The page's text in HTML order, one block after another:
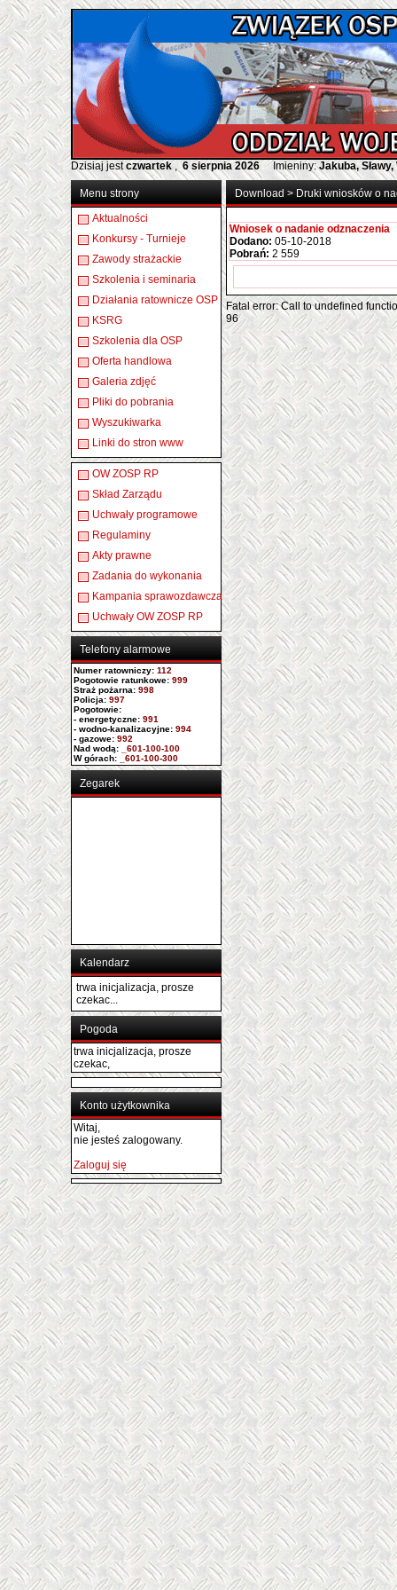
Dzisiaj jestczwartek,6 sierpnia 2026 Imieniny:Jakuba,
Menu strony
Aktualności
Konkursy - Turnieje
Zawody strażackie
Szkolenia i seminaria
Działania ratownicze OSP
KSRG
Szkolenia dla OSP
Oferta handlowa
Galeria zdjęć
Pliki do pobrania
Wyszukiwarka
Linki do stron www
OW ZOSP RP
Skład Zarządu
Uchwały programowe
Regulaminy
Akty prawne
Zadania do wykonania
Kampania sprawozdawcza
Uchwały OW ZOSP RP
Telefony alarmowe
Numer ratowniczy: 112
Pogotowie ratunkowe: 999
Straż pożarna: 998
Policja: 997
Pogotowie:
- energetyczne: 991
- wodno-kanalizacyjne: 994
- gazowe: 992
Nad wodą: _601-100-100
W górach: _601-100-300
Zegarek
Kalendarz
trwa inicjalizacja, prosze
czekac...
Pogoda
trwa inicjalizacja, prosze
czekac,
Konto użytkownika
Witaj,
nie jesteś zalogowany.
Zaloguj się
Download > Druki wniosków o
Wniosek o nadanie odznaczenia
Dodano: 05-10-2018
Pobrań: 2 559
Fatal error: Call to undefined
96